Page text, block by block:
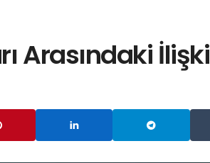
Arasındaki İlişki